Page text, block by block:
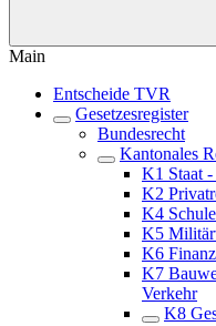
Main
Entscheide TVR
Gesetzesregister
Bundesrecht
Kantonales
K1 Staat
K2
K4
K5
K6
K7
Verkehr
K8